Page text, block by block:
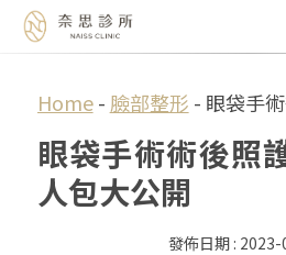
content
Home- 臉部整形 - 眼袋手
眼袋手術術後照
人包大公開
2023-